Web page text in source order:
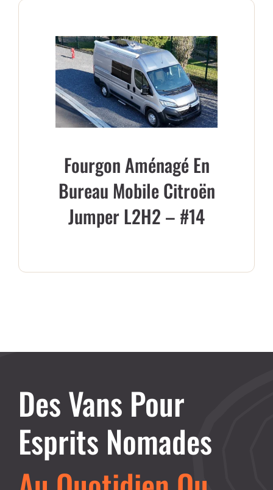
Fourgon Aménagé En
Bureau Mobile Citroën
Jumper L2H2 – #14
Des Vans Pour
Esprits Nomades